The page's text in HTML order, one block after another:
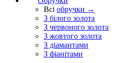
Всі обручки →
З білого золота
З червоного золота
З жовтого золота
З діамантами
З фіанітами